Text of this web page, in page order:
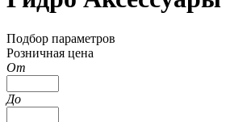
Подбор параметров
Розничная цена
От
До